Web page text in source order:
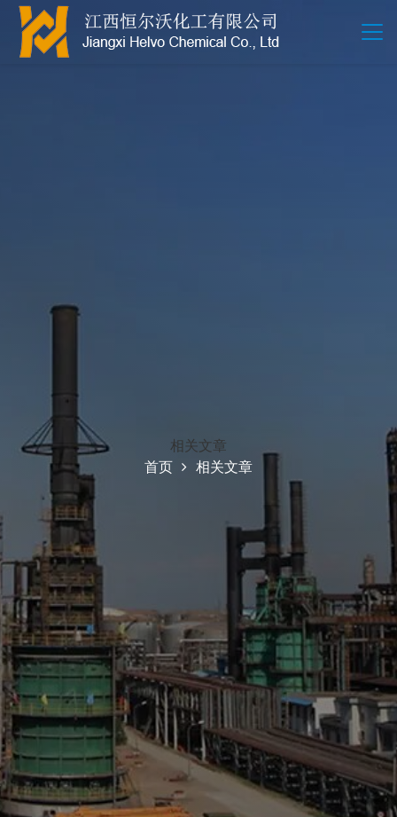
相关文章
首页
相关文章